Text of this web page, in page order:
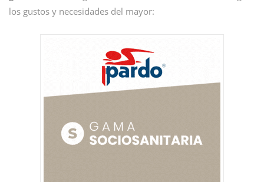
los gustos y necesidades del mayor: